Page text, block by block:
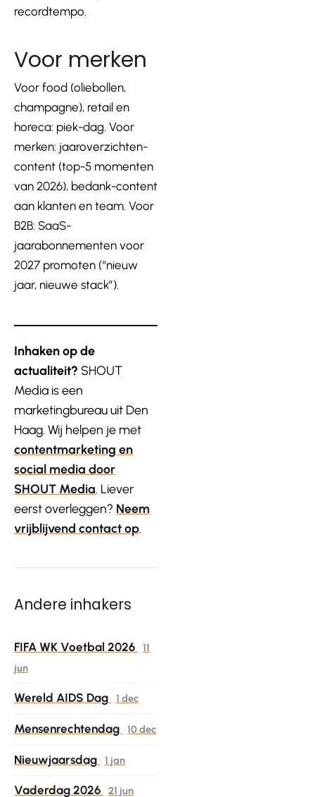
recordtempo.
Voor merken
Voor food (oliebollen,
champagne), retail en
horeca: piek-dag. Voor
merken: jaaroverzichten-
content (top-5 momenten
van 2026), bedank-content
aan klanten en team. Voor
B2B: SaaS-
jaarabonnementen voor
2027 promoten (“nieuw
jaar, nieuwe stack”).
Inhaken op de
actualiteit? SHOUT
Media is een
marketingbureau uit Den
Haag. Wij helpen je met
contentmarketing en
social media door
SHOUT Media . Liever
eerst overleggen? Neem
vrijblijvend contact op
Andere inhakers
FIFA WK Voetbal 2026
11
jun
Wereld AIDS Dag 1 dec
Mensenrechtendag 10 dec
Nieuwjaarsdag 1 jan
Vaderdag 2026 21 jun